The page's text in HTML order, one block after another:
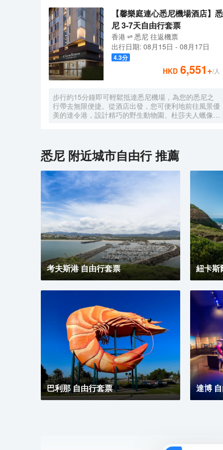
【馨樂庭連心悉尼機場酒店】悉
尼 3-7天自由行套票
香港 悉尼 往返機票
出行日期: 08月15日 - 08月17日
4.3分
HKD 6,551+/人
步行約15分鐘即可輕鬆抵達悉尼機場，為您的悉尼之
行帶去無限便捷。從酒店出發，您可便利地前往風景優
美的達令港，設計精巧的野生動物園、杜莎夫人蠟像館
各式船隻，肆意享受愜意的恬靜時光。 酒店外觀享有
前衞的時尚設計感，明亮的玻璃窗錯落有致地鑲嵌於深
色牆身，晚間點亮的暖色燈光仿若為酒店披上了一件華
麗的霓裳，散發出無與倫比的迷人風韻。酒店內的陳設
裝潢以柔和的馬卡龍色系為基調，搭配舒適的休息區座
椅，旨在為您締造“家外之家”的温馨入住體驗。現代化
的客房均獨具匠心設計，兼具優良的私密性與實用性，
配備空調、液晶電視機、熨衣設施及精緻的傢俱，並設
有伴您安享酣暢睡眠的優質床品。 寬敞明麗的酒吧裝
潢考究，由天賦異稟的調酒師為您精心調製各式經典雞
尾酒，當色香味美的特色小食邂逅芳醇沁人的美酒佳
釀，助您度過嫻靜的午後時光。您可與至親好友歡聚一
堂，細細品嚐精美菜品在脣齒間的美妙滋味，伴以窗外
飛機起降的開闊風景，讓您在品嚐美食的同時，可盡情
感受與周邊曼妙景緻相融合的用餐體驗。
悉尼附近城市自由行 推薦
考夫斯港 自由行套票 紐卡斯
巴利那 自由行套票 達博